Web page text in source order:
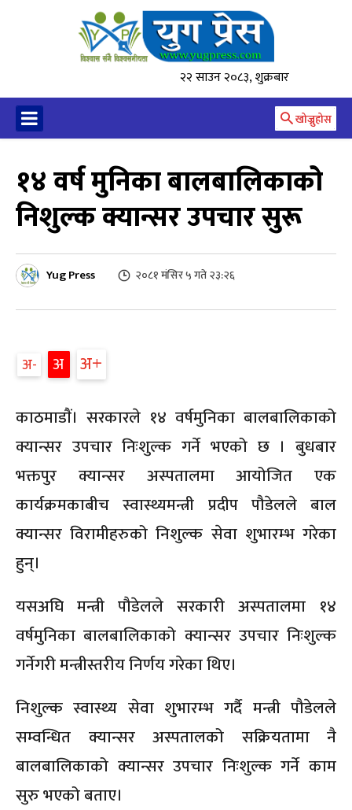
२२ साउन २०८३, शुक्रबार
खोज्नुहोस
१४ वर्ष मुनिका बालबालिकाको
निशुल्क क्यान्सर उपचार सुरू
Yug Press २०८१ मंसिर ५ गते २३:२६
अ अ अ
काठमाडाैं। सरकारले १४ वर्षमुनिका बालबालिकाको
क्यान्सर उपचार निःशुल्क गर्ने भएको छ । बुधबार
भक्तपुर क्यान्सर अस्पतालमा आयोजित एक
कार्यक्रमकाबीच स्वास्थ्यमन्त्री प्रदीप पौडेलले बाल
क्यान्सर विरामीहरुको निशुल्क सेवा शुभारम्भ गरेका
हुन्।
यसअघि मन्त्री पौडेलले सरकारी अस्पतालमा १४
वर्षमुनिका बालबालिकाको क्यान्सर उपचार निःशुल्क
गर्नेगरी मन्त्रीस्तरीय निर्णय गरेका थिए।
निशुल्क स्वास्थ्य सेवा शुभारम्भ गर्दै मन्त्री पौडेलले
सम्वन्धित क्यान्सर अस्पतालको सक्रियतामा नै
बालबालिकाको क्यान्सर उपचार निःशुल्क गर्ने काम
सुरु भएको बताए।